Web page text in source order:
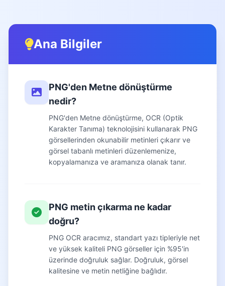
Ana Bilgiler
PNG'den Metne dönüştürme
nedir?
PNG'den Metne dönüştürme, OCR (Optik
Karakter Tanıma) teknolojisini kullanarak PNG
görsellerinden okunabilir metinleri çıkarır ve
görsel tabanlı metinleri düzenlemenize,
kopyalamanıza ve aramanıza olanak tanır.
PNG metin çıkarma ne kadar
doğru?
PNG OCR aracımız, standart yazı tipleriyle net
ve yüksek kaliteli PNG görseller için %95'in
üzerinde doğruluk sağlar. Doğruluk, görsel
kalitesine ve metin netliğine bağlıdır.